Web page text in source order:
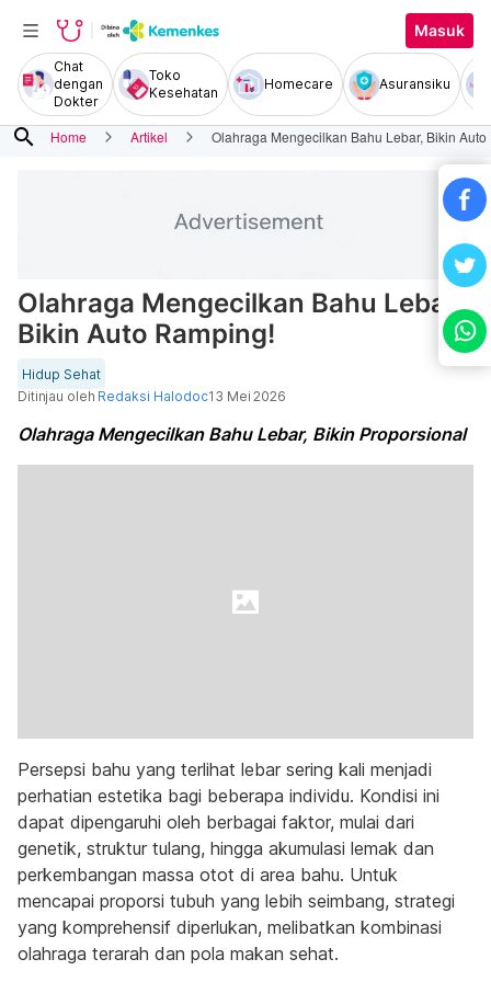
Masuk
Chat
dengan
Dokter
Toko
Kesehatan
Homecare Asuransiku
search Home Artikel Olahraga Mengecilkan Bahu Lebar, Bikin Auto
Olahraga Mengecilkan Bahu Lebar,
Bikin Auto Ramping!
Hidup Sehat
Ditinjau oleh Redaksi Halodoc13 Mei 2026
Olahraga Mengecilkan Bahu Lebar, Bikin Proporsional
Persepsi bahu yang terlihat lebar sering kali menjadi
perhatian estetika bagi beberapa individu. Kondisi ini
dapat dipengaruhi oleh berbagai faktor, mulai dari
genetik, struktur tulang, hingga akumulasi lemak dan
perkembangan massa otot di area bahu. Untuk
mencapai proporsi tubuh yang lebih seimbang, strategi
yang komprehensif diperlukan, melibatkan kombinasi
olahraga terarah dan pola makan sehat.